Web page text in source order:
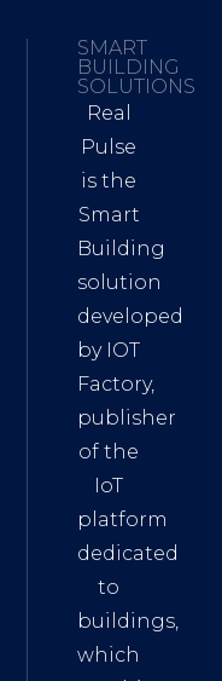
SMART
BUILDING
SOLUTIONS
Real
Pulse
is the
Smart
Building
solution
developed
by IOT
Factory,
publisher
of the
IoT
platform
dedicated
to
buildings,
which